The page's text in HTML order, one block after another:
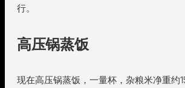
行。
高压锅蒸饭
现在高压锅蒸饭，一量杯，杂粮米净重约